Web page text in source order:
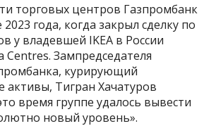
торговых центров Газпромбанк
2023 года, когда закрыл сделку по
у владевшей IKEA в России
Зампредседателя
курирующий
Тигран Хачатуров
время группе удалось вывести
новый уровень».